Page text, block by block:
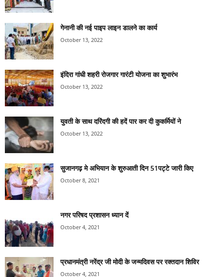
गेनानी की नई पाइप लाइन डालने का कार्य
October 13, 2022
इंदिरा गांधी शहरी रोजगार गारंटी योजना का शुभारंभ
October 13, 2022
युवती के साथ दरिंदगी की हदें पार कर दी कुकर्मियों ने
October 13, 2022
सुजानगढ़ मे अभियान के शुरुआती दिन 51पट्टे जारी किए
October 8, 2021
नगर परिषद प्रशासन ध्यान दें
October 4, 2021
प्रधानमंत्री नरेंद्र जी मोदी के जन्मदिवस पर रक्तदान शिविर
October 4, 2021